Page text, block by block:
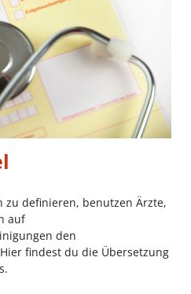
zu definieren, benutzen Ärzte,
auf
den
findest du die Übersetzung